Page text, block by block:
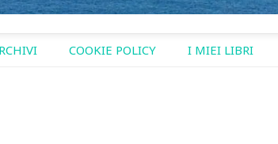
COOKIE POLICY I MIEI LIBRI